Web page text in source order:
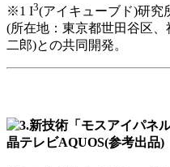
※1 I3(アイキューブド)研究
(所在地：東京都世田谷区、
二郎)との共同開発。